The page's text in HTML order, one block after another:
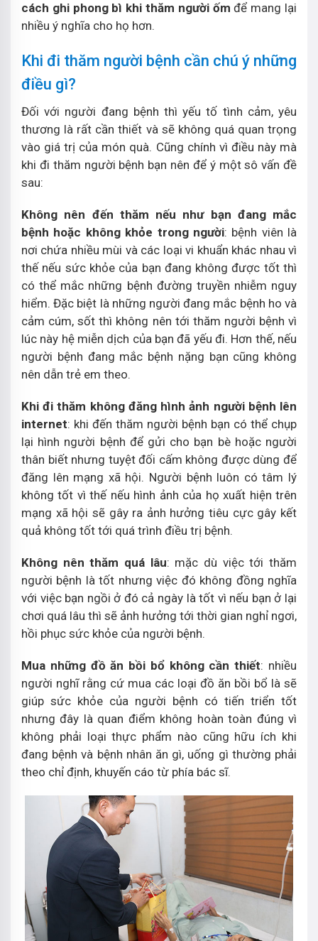
cách ghi phong bì khi thăm người ốm để mang lại
nhiều ý nghĩa cho họ hơn.
Khi đi thăm người bệnh cần chú ý những
điều gì?
Đối với người đang bệnh thì yếu tố tình cảm, yêu
thương là rất cần thiết và sẽ không quá quan trọng
vào giá trị của món quà. Cũng chính vì điều này mà
khi đi thăm người bệnh bạn nên để ý một sô vấn đề
sau:
Không nên đến thăm nếu như bạn đang mắc
bệnh hoặc không khỏe trong người: bệnh viên là
nơi chứa nhiều mùi và các loại vi khuẩn khác nhau vì
thế nếu sức khỏe của bạn đang không được tốt thì
có thể mắc những bệnh đường truyền nhiễm nguy
hiểm. Đặc biệt là những người đang mắc bệnh ho và
cảm cúm, sốt thì không nên tới thăm người bệnh vì
lúc này hệ miễn dịch của bạn đã yếu đi. Hơn thế, nếu
người bệnh đang mắc bệnh nặng bạn cũng không
nên dẫn trẻ em theo.
Khi đi thăm không đăng hình ảnh người bệnh lên
internet: khi đến thăm người bệnh bạn có thể chụp
lại hình người bệnh để gửi cho bạn bè hoặc người
thân biết nhưng tuyệt đối cấm không được dùng để
đăng lên mạng xã hội. Người bệnh luôn có tâm lý
không tốt vì thế nếu hình ảnh của họ xuất hiện trên
mạng xã hội sẽ gây ra ảnh hưởng tiêu cực gây kết
quả không tốt tới quá trình điều trị bệnh.
Không nên thăm quá lâu: mặc dù việc tới thăm
người bệnh là tốt nhưng việc đó không đồng nghĩa
với việc bạn ngồi ở đó cả ngày là tốt vì nếu bạn ở lại
chơi quá lâu thì sẽ ảnh hưởng tới thời gian nghỉ ngơi,
hồi phục sức khỏe của người bệnh.
Mua những đồ ăn bồi bổ không cần thiết: nhiều
người nghĩ rằng cứ mua các loại đồ ăn bồi bổ là sẽ
giúp sức khỏe của người bệnh có tiến triển tốt
nhưng đây là quan điểm không hoàn toàn đúng vì
không phải loại thực phẩm nào cũng hữu ích khi
đang bệnh và bệnh nhân ăn gì, uống gì thường phải
theo chỉ định, khuyến cáo từ phía bác sĩ.